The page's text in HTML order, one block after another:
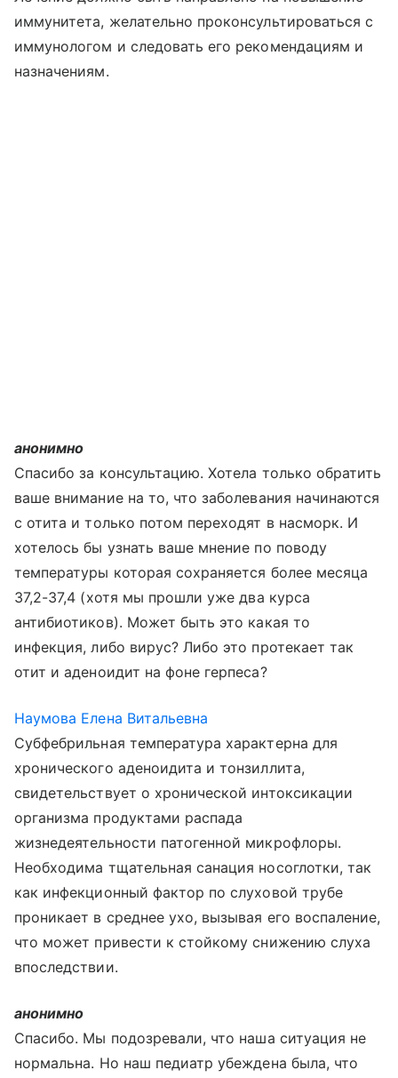
иммунитета, желательно проконсультироваться с
иммунологом и следовать его рекомендациям и
назначениям.
анонимно
Спасибо за консультацию. Хотела только обратить
ваше внимание на то, что заболевания начинаются
с отита и только потом переходят в насморк. И
хотелось бы узнать ваше мнение по поводу
температуры которая сохраняется более месяца
37,2-37,4 (хотя мы прошли уже два курса
антибиотиков). Может быть это какая то
инфекция, либо вирус? Либо это протекает так
отит и аденоидит на фоне герпеса?
Наумова Елена Витальевна
Субфебрильная температура характерна для
хронического аденоидита и тонзиллита,
свидетельствует о хронической интоксикации
организма продуктами распада
жизнедеятельности патогенной микрофлоры.
Необходима тщательная санация носоглотки, так
как инфекционный фактор по слуховой трубе
проникает в среднее ухо, вызывая его воспаление,
что может привести к стойкому снижению слуха
впоследствии.
анонимно
Спасибо. Мы подозревали, что наша ситуация не
нормальна. Но наш педиатр убеждена была, что